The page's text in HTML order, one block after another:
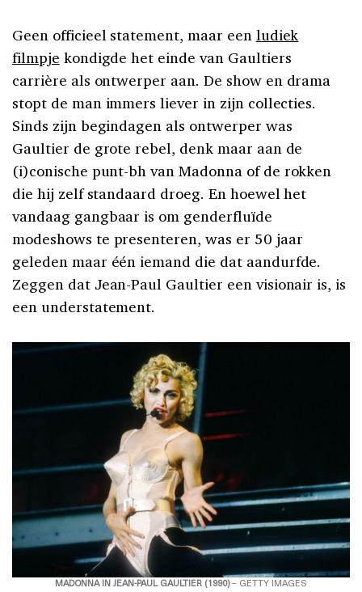
Geen officieel statement, maar een ludiek
filmpje kondigde het einde van Gaultiers
carrière als ontwerper aan. De show en drama
stopt de man immers liever in zijn collecties.
Sinds zijn begindagen als ontwerper was
Gaultier de grote rebel, denk maar aan de
(i)conische punt-bh van Madonna of de rokken
die hij zelf standaard droeg. En hoewel het
vandaag gangbaar is om genderfluïde
modeshows te presenteren, was er 50 jaar
geleden maar één iemand die dat aandurfde.
Zeggen dat Jean-Paul Gaultier een visionair is, is
een understatement.
MADONNA IN JEAN-PAUL GAULTIER (1990)– GETTY IMAGES